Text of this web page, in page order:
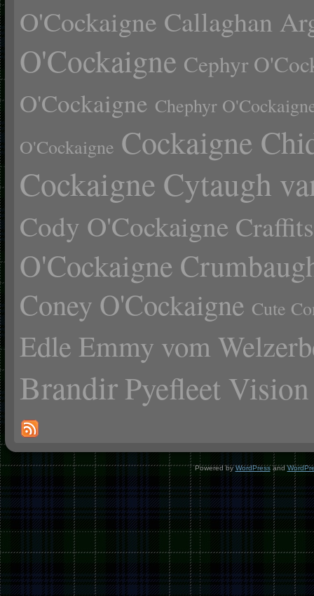
O'Cockaigne Callaghan
O'Cockaigne Cephyr
O'Cockaigne Chephyr
O'Cockaigne Cockaigne
Cockaigne Cytaugh
Cody O'Cockaigne
O'Cockaigne
Coney O'Cockaigne Cute
Edle Emmy vom
BrandirPyefleet Vision
Powered byWordPressand